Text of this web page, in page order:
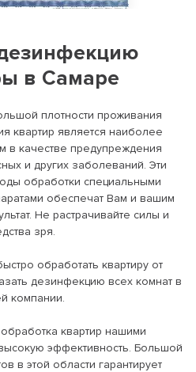
в Самаре
плотности проживания
квартир является наиболее
в качестве предупреждения
и других заболеваний. Эти
обработки специальными
обеспечат Вам и вашим
Не растрачивайте силы и
зря.
обработать квартиру от
дезинфекцию всех комнат в
компании.
квартир нашими
эффективность. Большой
в этой области гарантирует